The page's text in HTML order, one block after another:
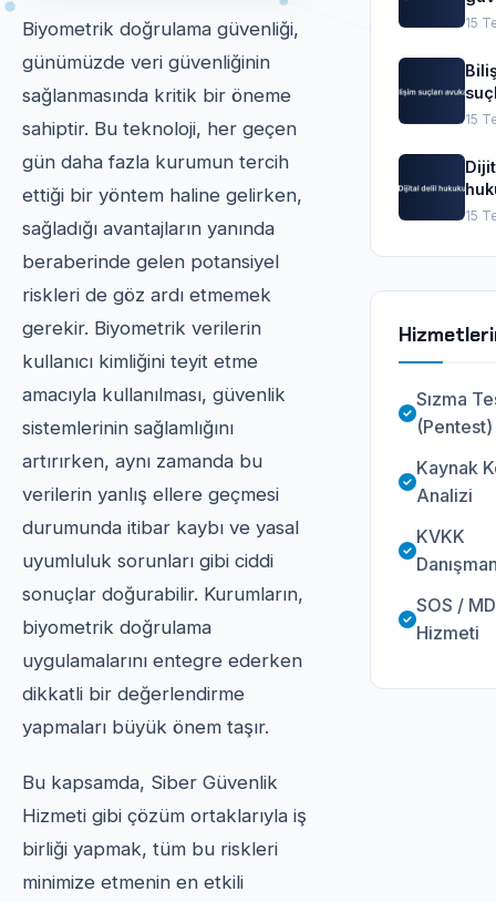
Biyometrik doğrulama güvenliği,
günümüzde veri güvenliğinin
sağlanmasında kritik bir öneme
sahiptir. Bu teknoloji, her geçen
gün daha fazla kurumun tercih
ettiği bir yöntem haline gelirken,
sağladığı avantajların yanında
beraberinde gelen potansiyel
riskleri de göz ardı etmemek
gerekir. Biyometrik verilerin
kullanıcı kimliğini teyit etme
amacıyla kullanılması, güvenlik
sistemlerinin sağlamlığını
artırırken, aynı zamanda bu
verilerin yanlış ellere geçmesi
durumunda itibar kaybı ve yasal
uyumluluk sorunları gibi ciddi
sonuçlar doğurabilir. Kurumların,
biyometrik doğrulama
uygulamalarını entegre ederken
dikkatli bir değerlendirme
yapmaları büyük önem taşır.
Bu kapsamda, Siber Güvenlik
Hizmeti gibi çözüm ortaklarıyla iş
birliği yapmak, tüm bu riskleri
minimize etmenin en etkili
15
15
15
Sızma
(Pentest)
Kaynak
Analizi
KVKK
SOS /
Hizmeti